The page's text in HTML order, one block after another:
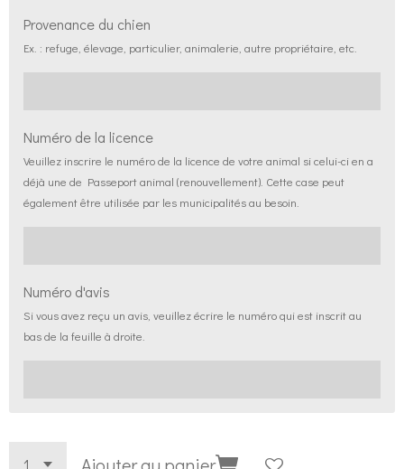
Provenance du chien
Ex. : refuge, élevage, particulier, animalerie, autre propriétaire, etc.
Numéro de la licence
Veuillez inscrire le numéro de la licence de votre animal si celui-ci en a
déjà une de Passeport animal (renouvellement). Cette case peut
également être utilisée par les municipalités au besoin.
Numéro d'avis
Si vous avez reçu un avis, veuillez écrire le numéro qui est inscrit au
bas de la feuille à droite.